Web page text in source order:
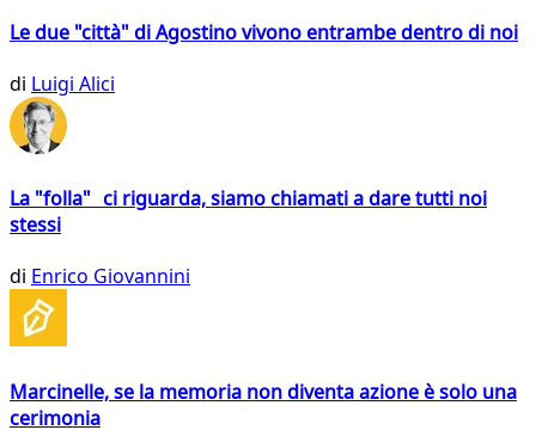
Le due "città" di Agostino vivono entrambe dentro di noi
di Luigi Alici
La "folla" ci riguarda, siamo chiamati a dare tutti noi
stessi
di Enrico Giovannini
Marcinelle, se la memoria non diventa azione è solo una
cerimonia